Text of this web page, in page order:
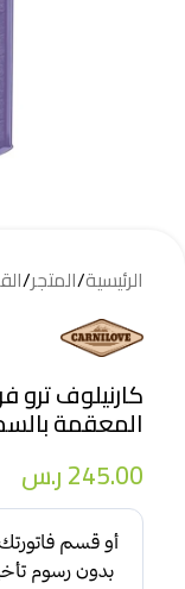
الرئيسية/المتجر/
كارنيلوف
المعقمة بالسمك
245.00ر.س